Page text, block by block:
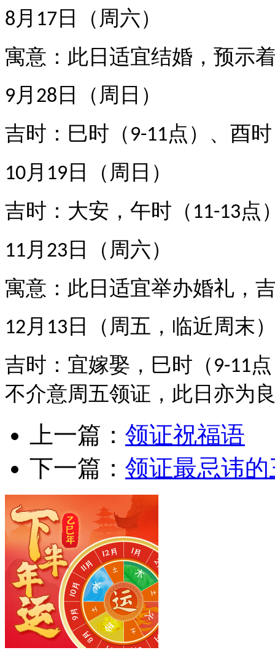
8 月 17 日（周六）
寓意 ：此日适宜结婚，预示
9 月 28 日（周日）
吉时 ：巳时（ 9-11点）、酉
10月 19 日（周日）
吉时 ：大安，午时（ 11-13点
11 月 23 日（周六）
寓意 ：此日适宜举办婚礼，
12 月 13 日（周五，临近周末
吉时 ：宜嫁娶，巳时（ 9-11
不介意周五领证，此日亦为
上一篇： ‌领证祝福语
下一篇： 领证最忌讳